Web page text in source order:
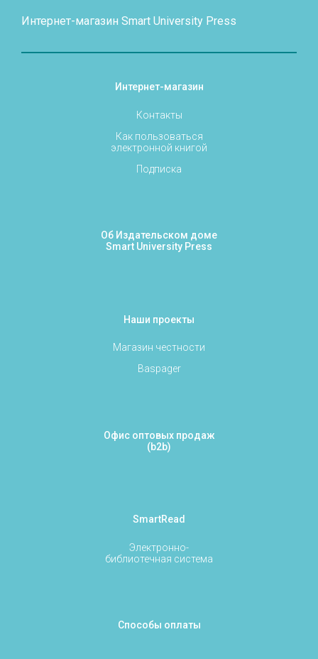
Интернет-магазин Smart University Press
Интернет-магазин
Контакты
Как пользоваться
электронной книгой
Подписка
Об Издательском доме
Smart University Press
Наши проекты
Магазин честности
Baspager
Офис оптовых продаж
(b2b)
SmartRead
Электронно-
библиотечная система
Способы оплаты